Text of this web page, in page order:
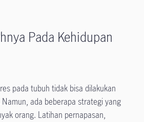
Pada Kehidupan
pada tubuh tidak bisa dilakukan
ada beberapa strategi yang
orang. Latihan pernapasan,